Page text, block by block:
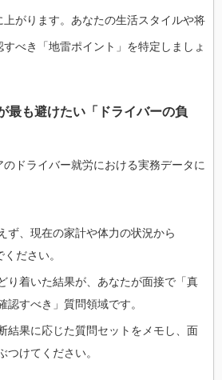
上がります。あなたの生活スタイルや将
べき「地雷ポイント」を特定しましょ
最も避けたい「ドライバーの負
ドライバー就労における実務データに
ず、現在の家計や体力の状況から
ださい。
り着いた結果が、あなたが面接で「真
認すべき」質問領域です。
結果に応じた質問セットをメモし、面
つけてください。